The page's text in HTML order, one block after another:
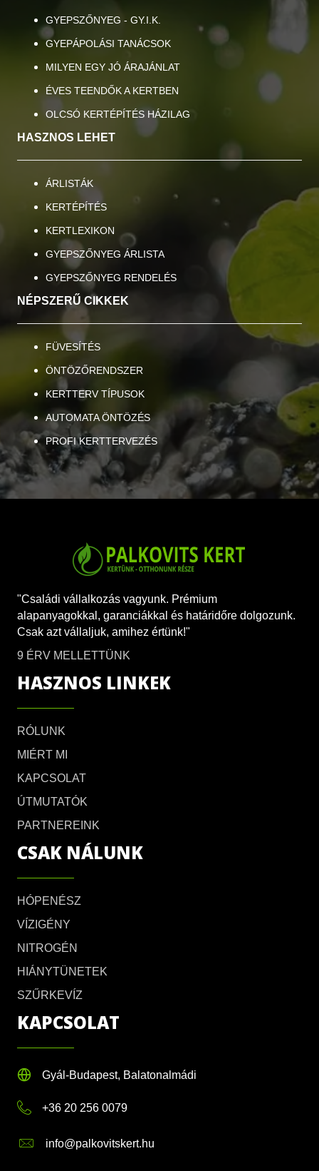
GYEPSZŐNYEG - GY.I.K.
GYEPÁPOLÁSI TANÁCSOK
MILYEN EGY JÓ ÁRAJÁNLAT
ÉVES TEENDŐK A KERTBEN
OLCSÓ KERTÉPÍTÉS HÁZILAG
HASZNOS LEHET
ÁRLISTÁK
KERTÉPÍTÉS
KERTLEXIKON
GYEPSZŐNYEG ÁRLISTA
GYEPSZŐNYEG RENDELÉS
NÉPSZERŰ CIKKEK
FÜVESÍTÉS
ÖNTÖZŐRENDSZER
KERTTERV TÍPUSOK
AUTOMATA ÖNTÖZÉS
PROFI KERTTERVEZÉS
"Családi vállalkozás vagyunk. Prémium
alapanyagokkal, garanciákkal és határidőre dolgozunk.
Csak azt vállaljuk, amihez értünk!"
9 ÉRV MELLETTÜNK
HASZNOS LINKEK
RÓLUNK
MIÉRT MI
KAPCSOLAT
ÚTMUTATÓK
PARTNEREINK
CSAK NÁLUNK
HÓPENÉSZ
VÍZIGÉNY
NITROGÉN
HIÁNYTÜNETEK
SZŰRKEVÍZ
KAPCSOLAT
Gyál-Budapest, Balatonalmádi
+36 20 256 0079
info@palkovitskert.hu